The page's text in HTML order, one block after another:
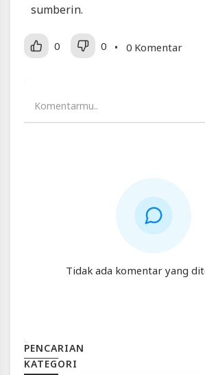
sumberin.
0 0 • 0 Komentar
Tidak ada komentar yang
PENCARIAN
KATEGORI